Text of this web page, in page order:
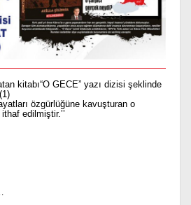
kitabı“O GECE” yazı dizisi şeklinde
özgürlüğüne kavuşturan o
edilmiştir.’’